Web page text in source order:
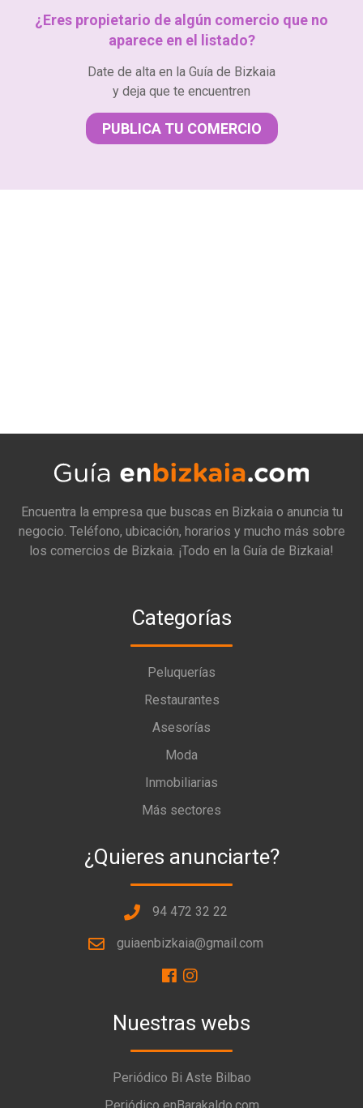
¿Eres propietario de algún comercio que no
aparece en el listado?
Date de alta en la Guía de Bizkaia
y deja que te encuentren
PUBLICA TU COMERCIO
Encuentra la empresa que buscas en Bizkaia o anuncia tu
negocio. Teléfono, ubicación, horarios y mucho más sobre
los comercios de Bizkaia. ¡Todo en la Guía de Bizkaia!
Categorías
Peluquerías
Restaurantes
Asesorías
Moda
Inmobiliarias
Más sectores
¿Quieres anunciarte?
94 472 32 22
guiaenbizkaia@gmail.com
Nuestras webs
Periódico Bi Aste Bilbao